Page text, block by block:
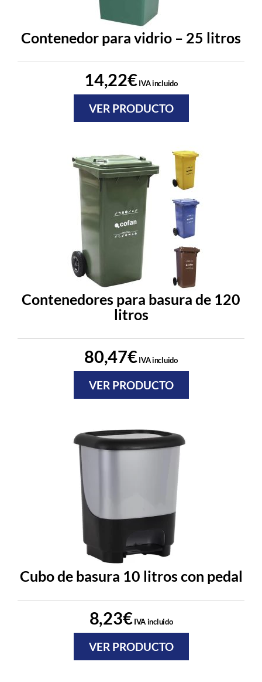
Contenedor para vidrio – 25 litros
14,22€IVA incluido
VER PRODUCTO
Contenedores para basura de 120
litros
80,47€IVA incluido
VER PRODUCTO
Cubo de basura 10 litros con pedal
8,23€IVA incluido
VER PRODUCTO